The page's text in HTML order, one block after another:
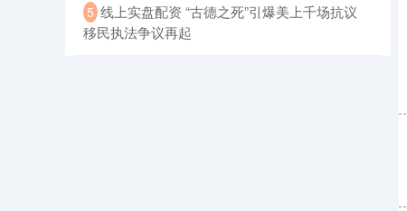
5 ​线上实盘配资 “古德之死”引爆美上千场抗议
移民执法争议再起